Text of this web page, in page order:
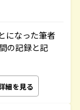
になった筆者
の記録と記
細を見る